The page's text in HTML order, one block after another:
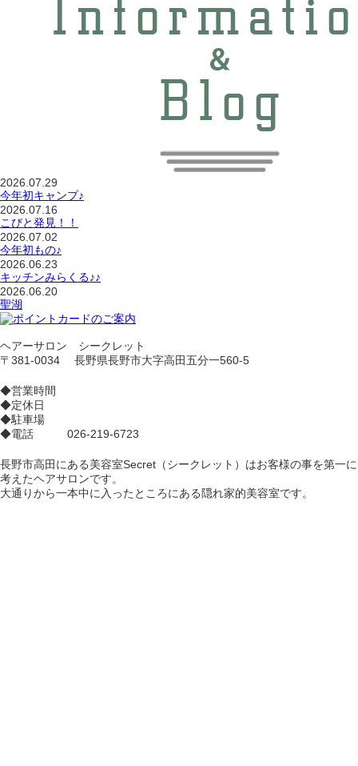
2026.07.29
今年初キャンプ♪
2026.07.16
こびと発見！！
2026.07.02
今年初もの♪
2026.06.23
キッチンみらくる♪♪
2026.06.20
聖湖
ヘアーサロン シークレット
〒381-0034 長野県長野市大字高田五分一560-5
◆営業時間
◆定休日
◆駐車場
◆電話 026-219-6723
長野市高田にある美容室Secret（シークレット）はお客様の事を第一に
考えたヘアサロンです。
大通りから一本中に入ったところにある隠れ家的美容室です。